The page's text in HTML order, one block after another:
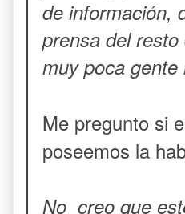
de información,
prensa del
muy poca
Me pregunto si
poseemos la
No creo que